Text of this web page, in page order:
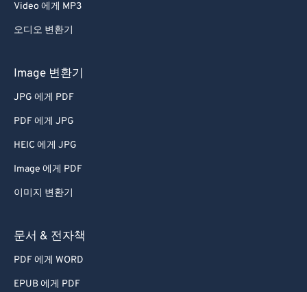
Video 에게 MP3
오디오 변환기
Image 변환기
JPG 에게 PDF
PDF 에게 JPG
HEIC 에게 JPG
Image 에게 PDF
이미지 변환기
문서 & 전자책
PDF 에게 WORD
EPUB 에게 PDF